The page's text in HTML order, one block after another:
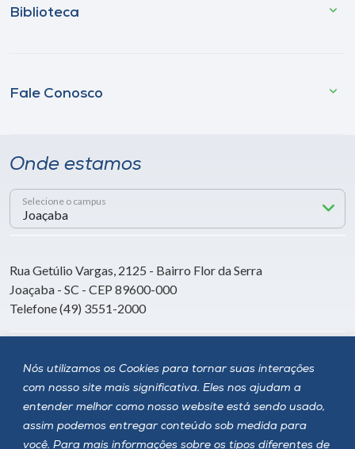
Nós utilizamos os Cookies para tornar suas interações
com nosso site mais significativa. Eles nos ajudam a
entender melhor como nosso website está sendo usado,
assim podemos entregar conteúdo sob medida para
você. Para mais informações sobre os tipos diferentes de
Biblioteca
Fale Conosco
Onde estamos
Selecione o campus
Rua Getúlio Vargas, 2125 - Bairro Flor da Serra
Joaçaba - SC - CEP 89600-000
Telefone (49) 3551-2000
Siga a Unoesc